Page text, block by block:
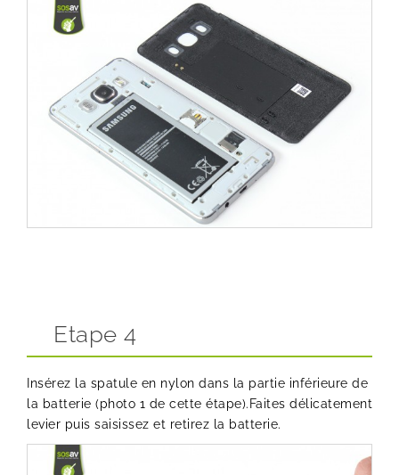
Etape 4
Insérez la spatule en nylon dans la partie inférieure de
la batterie (photo 1 de cette étape).Faites délicatement
levier puis saisissez et retirez la batterie.